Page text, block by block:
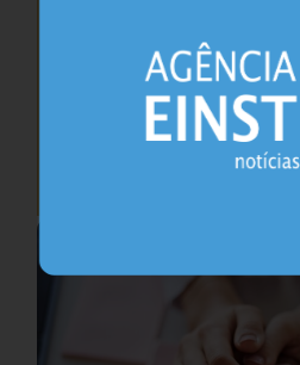
ejaculação com meninos